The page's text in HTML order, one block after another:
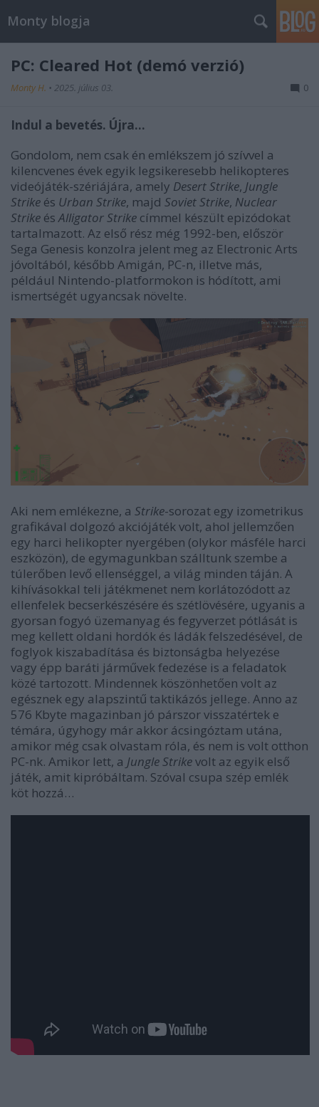
Monty blogja
PC: Cleared Hot (demó verzió)
Monty H. • 2025. július 03. 0
Indul a bevetés. Újra...
Gondolom, nem csak én emlékszem jó szívvel a
kilencvenes évek egyik legsikeresebb helikopteres
videójáték-szériájára, amely Desert Strike, Jungle
Strike és Urban Strike, majd Soviet Strike, Nuclear
Strike ésAlligator Strike címmel készült epizódokat
tartalmazott. Az első rész még 1992-ben, először
Sega Genesis konzolra jelent meg az Electronic Arts
jóvoltából, később Amigán, PC-n, illetve más,
például Nintendo-platformokon is hódított, ami
ismertségét ugyancsak növelte.
Aki nem emlékezne, a Strike-sorozat egy izometrikus
grafikával dolgozó akciójáték volt, ahol jellemzően
egy harci helikopter nyergében (olykor másféle harci
eszközön), de egymagunkban szálltunk szembe a
túlerőben levő ellenséggel, a világ minden táján. A
kihívásokkal teli játékmenet nem korlátozódott az
ellenfelek becserkészésére és szétlövésére, ugyanis a
gyorsan fogyó üzemanyag és fegyverzet pótlását is
meg kellett oldani hordók és ládák felszedésével, de
foglyok kiszabadítása és biztonságba helyezése
vagy épp baráti járművek fedezése is a feladatok
közé tartozott. Mindennek köszönhetően volt az
egésznek egy alapszintű taktikázós jellege. Anno az
576 Kbyte magazinban jó párszor visszatértek e
témára, úgyhogy már akkor ácsingóztam utána,
amikor még csak olvastam róla, és nem is volt otthon
PC-nk. Amikor lett, a Jungle Strikevolt az egyik első
játék, amit kipróbáltam. Szóval csupa szép emlék
köt hozzá…